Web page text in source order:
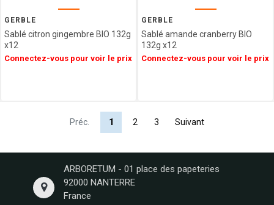
GERBLE
Sablé citron gingembre BIO 132g
x12
Connectez-vous pour voir le prix
GERBLE
Sablé amande cranberry BIO
132g x12
Connectez-vous pour voir le prix
Préc. 1 2 3 Suivant
ARBORETUM - 01 place des papeteries
92000 NANTERRE
France